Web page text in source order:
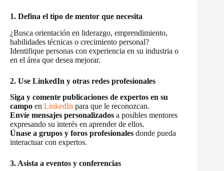
1. Defina el tipo de mentor que necesita
¿Busca orientación en liderazgo, emprendimiento,
habilidades técnicas o crecimiento personal?
Identifique personas con experiencia en su industria o
en el área que desea mejorar.
2. Use LinkedIn y otras redes profesionales
Siga y comente publicaciones de expertos en su
campo en LinkedIn para que le reconozcan.
Envíe mensajes personalizados a posibles mentores
expresando su interés en aprender de ellos.
Únase a grupos y foros profesionales donde pueda
interactuar con expertos.
3. Asista a eventos y conferencias